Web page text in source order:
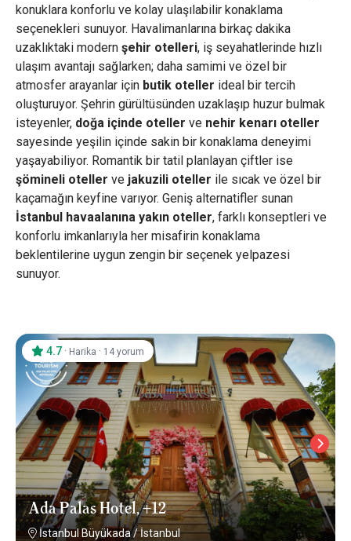
konuklara konforlu ve kolay ulaşılabilir konaklama
seçenekleri sunuyor. Havalimanlarına birkaç dakika
uzaklıktaki modern şehir otelleri, iş seyahatlerinde hızlı
ulaşım avantajı sağlarken; daha samimi ve özel bir
atmosfer arayanlar için butik oteller ideal bir tercih
oluşturuyor. Şehrin gürültüsünden uzaklaşıp huzur bulmak
isteyenler, doğa içinde oteller ve nehir kenarı oteller
sayesinde yeşilin içinde sakin bir konaklama deneyimi
yaşayabiliyor. Romantik bir tatil planlayan çiftler ise
şömineli oteller ve jakuzili oteller ile sıcak ve özel bir
kaçamağın keyfine varıyor. Geniş alternatifler sunan
İstanbul havaalanına yakın oteller, farklı konseptleri ve
konforlu imkanlarıyla her misafirin konaklama
beklentilerine uygun zengin bir seçenek yelpazesi
sunuyor.
Ada Palas Hotel, +12
İstanbul Büyükada/İstanbul
4.7 · Harika · 14 yorum